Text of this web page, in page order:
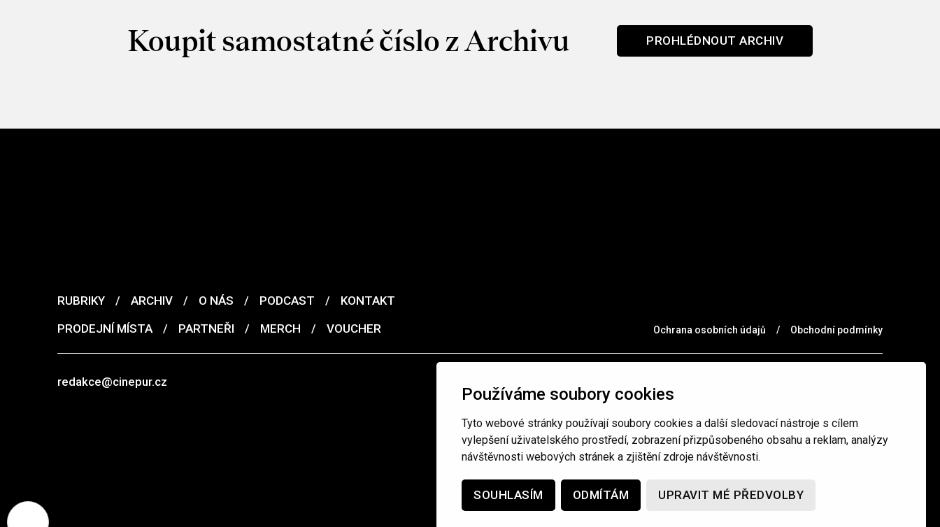
Používáme soubory cookies
Tyto webové stránky používají soubory cookies a další sledovací nástroje s cílem
vylepšení uživatelského prostředí, zobrazení přizpůsobeného obsahu a reklam, analýzy
návštěvnosti webových stránek a zjištění zdroje návštěvnosti.
SOUHLASÍM ODMÍTÁM UPRAVIT MÉ PŘEDVOLBY
Koupit samostatné číslo z Archivu PROHLÉDNOUT ARCHIV
RUBRIKY / ARCHIV / O NÁS / PODCAST /
KONTAKT
PRODEJNÍ MÍSTA
/ PARTNEŘI / MERCH / VOUCHER Ochrana osobních údajů / Obchodní podmínky
redakce@cinepur.cz